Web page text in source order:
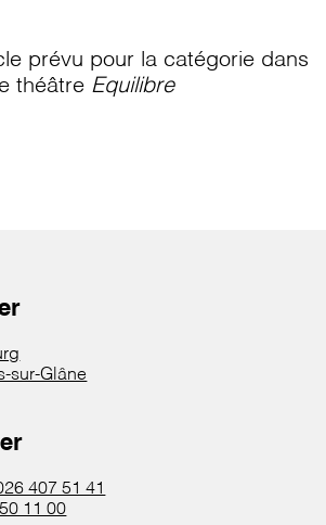
prévu pour la catégorie dans
le théâtre Equilibre
sur-Glâne
407 51 41
11 00